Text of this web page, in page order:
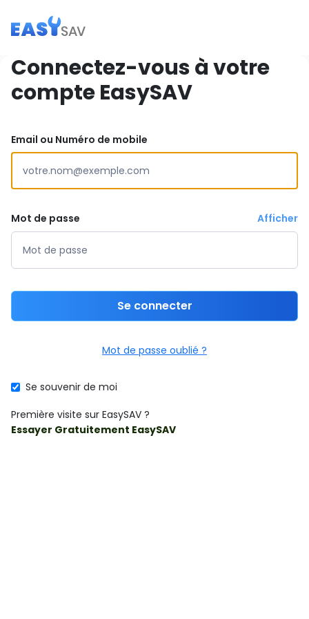
Connectez-vous à votre
compte EasySAV
Email ou Numéro de mobile
Mot de passe Afficher
Se connecter
Mot de passe oublié ?
Se souvenir de moi
Première visite sur EasySAV ?
Essayer Gratuitement EasySAV